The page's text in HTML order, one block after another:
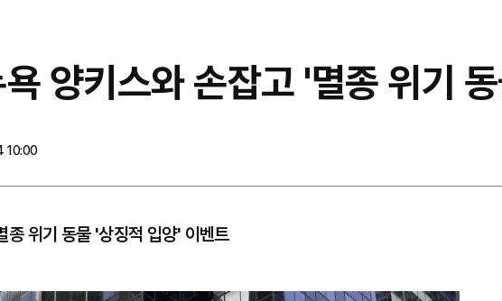
양키스와 손잡고 '멸종 위기
10:00
종 위기 동물 '상징적 입양' 이벤트